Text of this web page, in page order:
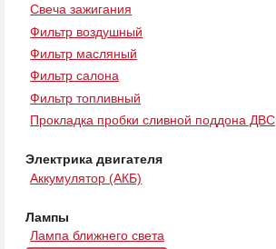
Свеча зажигания
Фильтр воздушный
Фильтр масляный
Фильтр салона
Фильтр топливный
Прокладка пробки сливной поддона ДВС
Электрика двигателя
Аккумулятор (АКБ)
Лампы
Лампа ближнего света